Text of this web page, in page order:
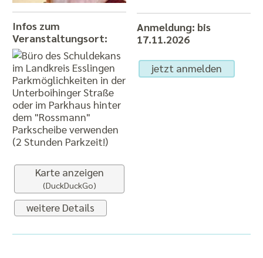
Infos zum
Veranstaltungsort:
Parkmöglichkeiten in der
Unterboihinger Straße
oder im Parkhaus hinter
dem "Rossmann"
Parkscheibe verwenden
(2 Stunden Parkzeit!)
Karte anzeigen
(DuckDuckGo)
weitere Details
Anmeldung: bis
17.11.2026
jetzt anmelden